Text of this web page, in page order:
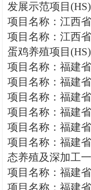
发展示范项目(HS)
项目名称：江西
项目名称：江西
蛋鸡养殖项目(HS)
项目名称：福建
项目名称：福建
项目名称：福建
项目名称：福建
项目名称：福建
项目名称：福建
态养殖及深加工
项目名称：福建
项目名称：福建